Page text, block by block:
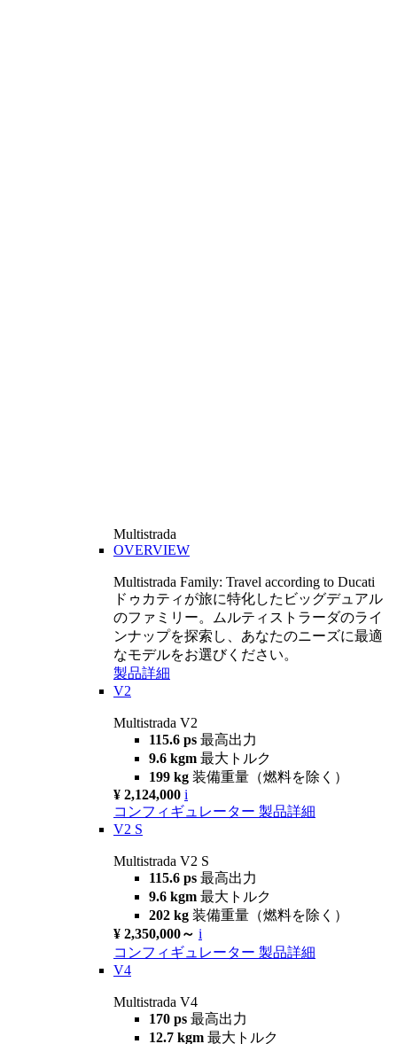
Multistrada
OVERVIEW
Multistrada Family: Travel according to Ducati
ドゥカティが旅に特化したビッグデュアル
のファミリー。ムルティストラーダのライ
ンナップを探索し、あなたのニーズに最適
なモデルをお選びください。
製品詳細
V2
Multistrada V2
115.6 ps 最高出力
9.6 kgm 最大トルク
199 kg 装備重量（燃料を除く）
¥ 2,124,000 i
コンフィギュレーター 製品詳細
V2 S
Multistrada V2 S
115.6 ps 最高出力
9.6 kgm 最大トルク
202 kg 装備重量（燃料を除く）
¥ 2,350,000～ i
コンフィギュレーター 製品詳細
V4
Multistrada V4
170 ps 最高出力
12.7 kgm 最大トルク